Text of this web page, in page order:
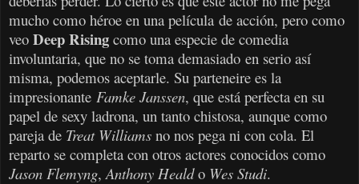
mucho como héroe en una película de acción, pero como
veo Deep Rising como una especie de comedia
involuntaria, que no se toma demasiado en serio así
misma, podemos aceptarle. Su parteneire es la
impresionante Famke Janssen, que está perfecta en su
papel de sexy ladrona, un tanto chistosa, aunque como
pareja de Treat Williams no nos pega ni con cola. El
reparto se completa con otros actores conocidos como
Jason Flemyng, Anthony Healdo Wes Studi.